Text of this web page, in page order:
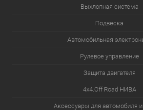
Выхлопная система
Подвеска
Автомобильная
Рулевое управление
Защита двигателя
4х4.Off Road НИВА
Аксессуары для автомобиля